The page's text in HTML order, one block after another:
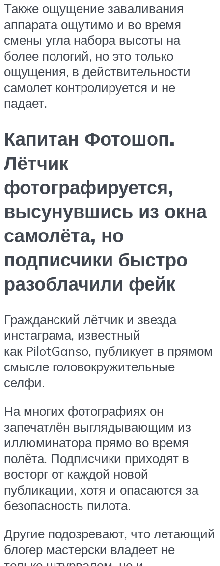
Также ощущение заваливания
аппарата ощутимо и во время
смены угла набора высоты на
более пологий, но это только
ощущения, в действительности
самолет контролируется и не
падает.
Капитан Фотошоп.
Лётчик
фотографируется,
высунувшись из окна
самолёта, но
подписчики быстро
разоблачили фейк
Гражданский лётчик и звезда
инстаграма, известный
как PilotGanso, публикует в прямом
смысле головокружительные
селфи.
На многих фотографиях он
запечатлён выглядывающим из
иллюминатора прямо во время
полёта. Подписчики приходят в
восторг от каждой новой
публикации, хотя и опасаются за
безопасность пилота.
Другие подозревают, что летающий
блогер мастерски владеет не